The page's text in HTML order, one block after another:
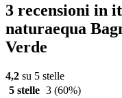
3 recensioni in
naturaequa
Verde
4,2 su 5 stelle
5 stelle 3 (60%)